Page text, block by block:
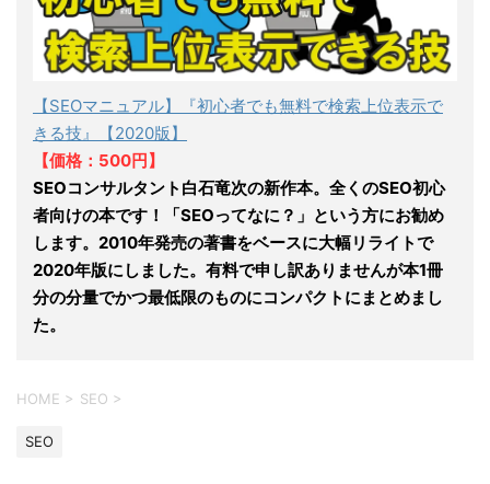
【SEOマニュアル】『初心者でも無料で検索上位表示で
きる技』【2020版】
【価格：500円】
SEOコンサルタント白石竜次の新作本。全くのSEO初心
者向けの本です！「SEOってなに？」という方にお勧め
します。2010年発売の著書をベースに大幅リライトで
2020年版にしました。有料で申し訳ありませんが本1冊
分の分量でかつ最低限のものにコンパクトにまとめまし
た。
HOME > SEO >
SEO